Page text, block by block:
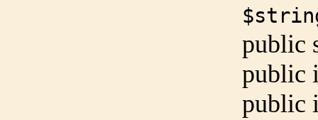
public
public
public